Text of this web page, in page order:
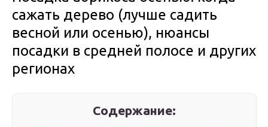
сажать дерево (лучше садить
весной или осенью), нюансы
посадки в средней полосе и других
регионах
Содержание: